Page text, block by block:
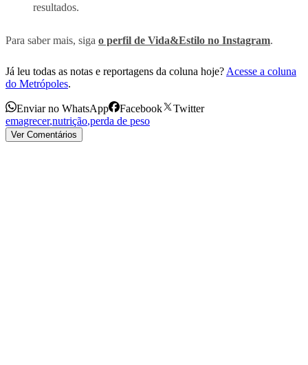
resultados.
Para saber mais, siga o perfil de Vida&Estilo no Instagram.
Já leu todas as notas e reportagens da coluna hoje? Acesse a coluna
do Metrópoles.
Enviar no WhatsApp Facebook
Twitter
emagrecer,nutrição,perda de peso
Ver Comentários